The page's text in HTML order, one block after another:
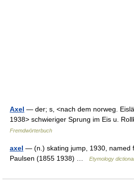
Axel — der; s, <nach dem norweg.
1938> schwieriger Sprung im Eis u.
Fremdwörterbuch
axel — (n.) skating jump, 1930, named
Paulsen (1855 1938) …
Etymology